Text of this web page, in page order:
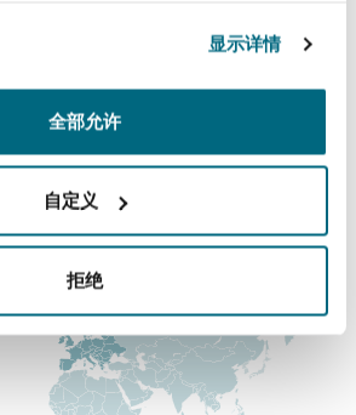
显示详情
全部允许
自定义
拒绝
Satellite & Space
Product Liability & Recall
Property
5000
5111